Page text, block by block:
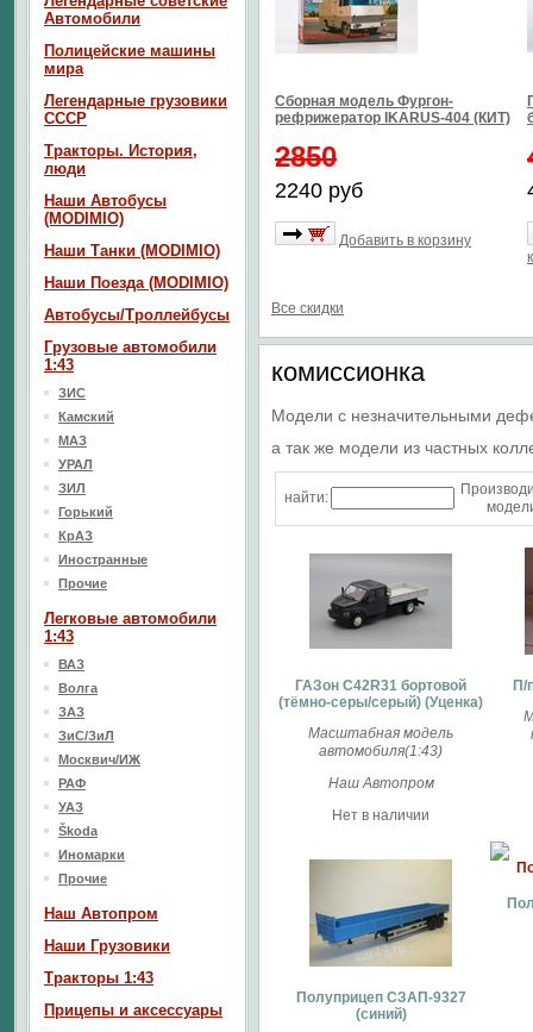
Сборная модель Фургон-
рефрижератор IKARUS-404 (КИТ)
2850
2240 руб
Добавить в корзину
Все скидки
комиссионка
Модели с незначительными
а так же модели из частных
найти:
ГАЗон C42R31 бортовой
(тёмно-серы/серый) (Уценка)
Масштабная модель
автомобиля(1:43)
Наш Автопром
Нет в наличии
П/
Полуприцеп СЗАП-9327
(синий)
Автомобили
Полицейские машины
мира
Легендарные грузовики
СССР
Тракторы. История,
люди
Наши Автобусы
(MODIMIO)
Наши Танки (MODIMIO)
Наши Поезда (MODIMIO)
Автобусы/Троллейбусы
Грузовые автомобили
1:43
ЗИС
Камский
МАЗ
УРАЛ
ЗИЛ
Горький
КрАЗ
Иностранные
Прочие
Легковые автомобили
1:43
ВАЗ
Волга
ЗАЗ
ЗиС/ЗиЛ
Москвич/ИЖ
РАФ
УАЗ
Škoda
Иномарки
Прочие
Наш Aвтопром
Наши Грузовики
Тракторы 1:43
Прицепы и аксессуары